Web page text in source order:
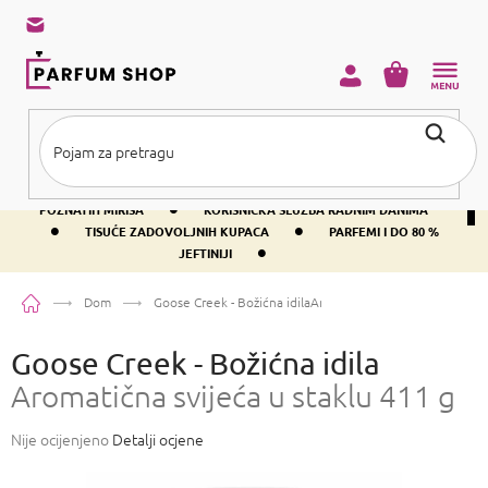
sadržaj
BESPLATNA DOSTAVA IZNAD PRIBLIŽNO 37 € •
400+ SVJETSKI
POZNATIH MIRISA
• KORISNIČKA SLUŽBA RADNIM DANIMA
• TISUĆE ZADOVOLJNIH KUPACA •
PARFEMI I DO 80 %
JEFTINIJI
•
KOŠARICA
PočetnaDom Goose Creek - Božićna idilaAromatična svijeća u staklu
Goose Creek - Božićna idila
Aromatična svijeća u staklu 411 g
Prosječna
Nije ocijenjeno Detalji ocjene